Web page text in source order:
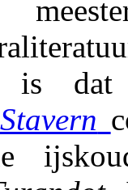
is